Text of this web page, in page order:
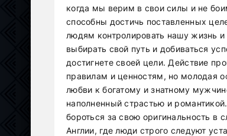
когда мы верим в свои силы и не
способны достичь поставленных
людям контролировать нашу жизнь
выбирать свой путь и добиваться
достигнете своей цели. Действие
правилам и ценностям, но молодая
любви к богатому и знатному
наполненный страстью и
бороться за свою оригинальность в
Англии, где люди строго следуют